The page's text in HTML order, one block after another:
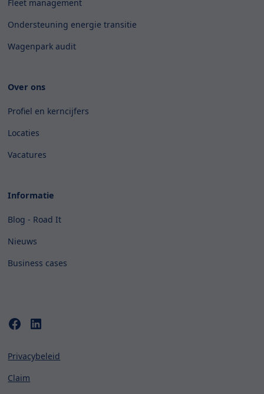
Fleet management
Ondersteuning energie transitie
Wagenpark audit
Over ons
Profiel en kerncijfers
Locaties
Vacatures
Informatie
Blog - Road It
Nieuws
Business cases
Privacybeleid
Claim